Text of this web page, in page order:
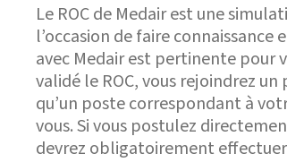
Le ROC de Medair est une
l’occasion de faire
avec Medair est pertinente pour
validé le ROC, vous rejoindrez
qu’un poste correspondant à
vous. Si vous postulez
devrez obligatoirement effectuer